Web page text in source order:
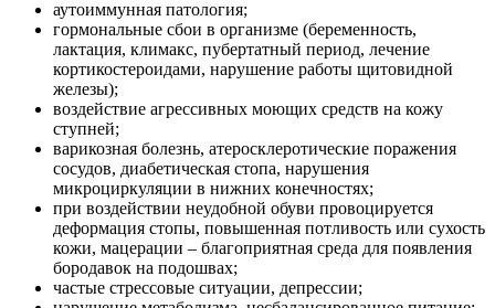
аутоиммунная патология;
гормональные сбои в организме (беременность,
лактация, климакс, пубертатный период, лечение
кортикостероидами, нарушение работы щитовидной
железы);
воздействие агрессивных моющих средств на кожу
ступней;
варикозная болезнь, атеросклеротические поражения
сосудов, диабетическая стопа, нарушения
микроциркуляции в нижних конечностях;
при воздействии неудобной обуви провоцируется
деформация стопы, повышенная потливость или сухость
кожи, мацерации – благоприятная среда для появления
бородавок на подошвах;
частые стрессовые ситуации, депрессии;